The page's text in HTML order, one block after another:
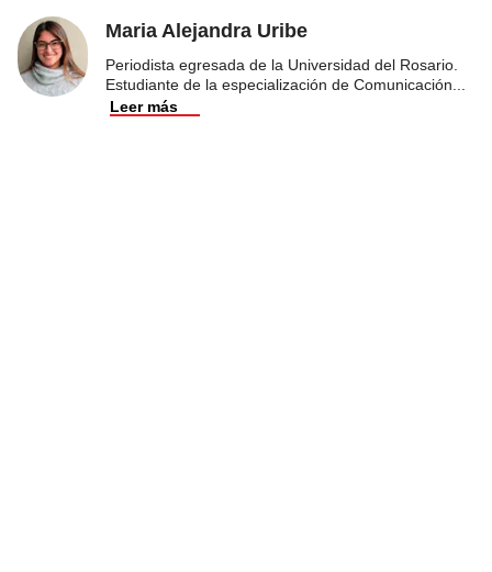
Maria Alejandra Uribe
Periodista egresada de la Universidad del Rosario.
Estudiante de la especialización de Comunicación
Leer más